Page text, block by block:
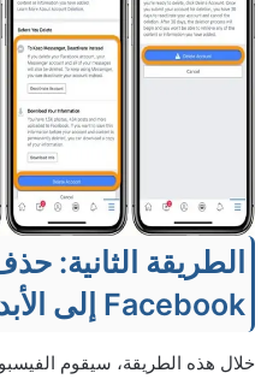
الطريقة الثانية:
Facebook إلى الأبد
خلال هذه الطريقة، سيقوم